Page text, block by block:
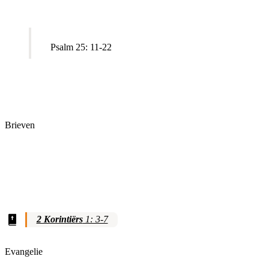
Psalm 25: 11-22
Brieven
2 Korintiërs1: 3-7
Evangelie